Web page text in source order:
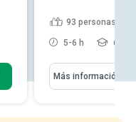
93 personas les
5-6 h
Más información